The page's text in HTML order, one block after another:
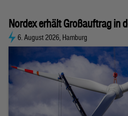
Nordex erhält Großauftrag in
6. August 2026, Hamburg